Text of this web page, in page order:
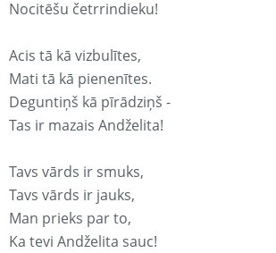
Nocitēšu četrrindieku!
Acis tā kā vizbulītes,
Mati tā kā pienenītes.
Deguntiņš kā pīrādziņš -
Tas ir mazais Andželita!
Tavs vārds ir smuks,
Tavs vārds ir jauks,
Man prieks par to,
Ka tevi Andželita sauc!